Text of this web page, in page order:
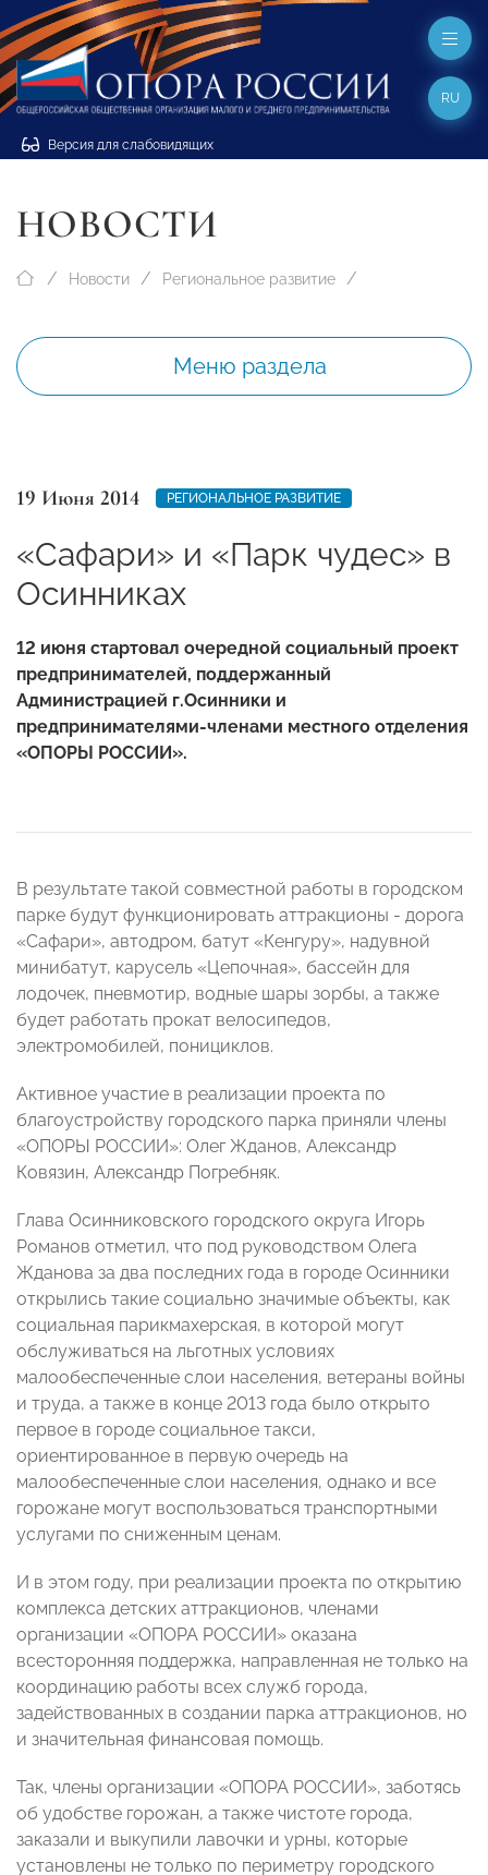
Версия для слабовидящих
RU
НОВОСТИ
Новости Региональное развитие
Меню раздела
19 Июня 2014 РЕГИОНАЛЬНОЕ РАЗВИТИЕ
«Сафари» и «Парк чудес» в
Осинниках
12 июня стартовал очередной социальный проект
предпринимателей, поддержанный
Администрацией г.Осинники и
предпринимателями-членами местного отделения
«ОПОРЫ РОССИИ».
В результате такой совместной работы в городском
парке будут функционировать аттракционы - дорога
«Сафари», автодром, батут «Кенгуру», надувной
минибатут, карусель «Цепочная», бассейн для
лодочек, пневмотир, водные шары зорбы, а также
будет работать прокат велосипедов,
электромобилей, понициклов.
Активное участие в реализации проекта по
благоустройству городского парка приняли члены
«ОПОРЫ РОССИИ»: Олег Жданов, Александр
Ковязин, Александр Погребняк.
Глава Осинниковского городского округа Игорь
Романов отметил, что под руководством Олега
Жданова за два последних года в городе Осинники
открылись такие социально значимые объекты, как
социальная парикмахерская, в которой могут
обслуживаться на льготных условиях
малообеспеченные слои населения, ветераны войны
и труда, а также в конце 2013 года было открыто
первое в городе социальное такси,
ориентированное в первую очередь на
малообеспеченные слои населения, однако и все
горожане могут воспользоваться транспортными
услугами по сниженным ценам.
И в этом году, при реализации проекта по открытию
комплекса детских аттракционов, членами
организации «ОПОРА РОССИИ» оказана
всесторонняя поддержка, направленная не только на
координацию работы всех служб города,
задействованных в создании парка аттракционов, но
и значительная финансовая помощь.
Так, члены организации «ОПОРА РОССИИ», заботясь
об удобстве горожан, а также чистоте города,
заказали и выкупили лавочки и урны, которые
установлены не только по периметру городского